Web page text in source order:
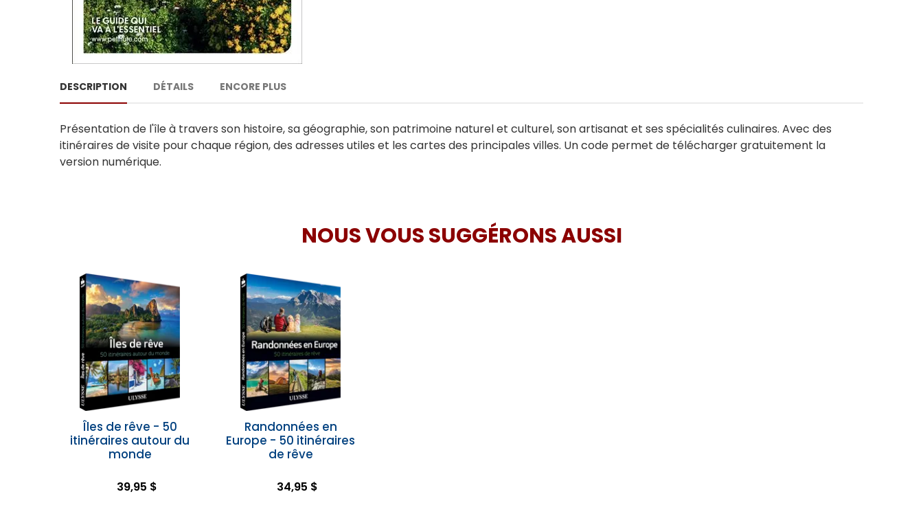
DESCRIPTION DÉTAILS ENCORE PLUS
Présentation de l'île à travers son histoire, sa géographie, son patrimoine naturel et culturel, son artisanat et ses spécialités culinaires. Avec des
itinéraires de visite pour chaque région, des adresses utiles et les cartes des principales villes. Un code permet de télécharger gratuitement la
version numérique.
NOUS VOUS SUGGÉRONS AUSSI
Îles de rêve - 50
itinéraires autour du
monde
39,95 $
Randonnées en
Europe - 50 itinéraires
de rêve
34,95 $